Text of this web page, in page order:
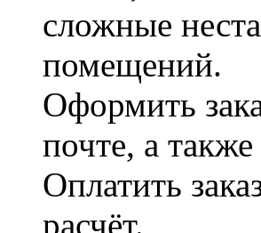
сложные
помещений.
Оформить
почте, а
Оплатить
расчёт.